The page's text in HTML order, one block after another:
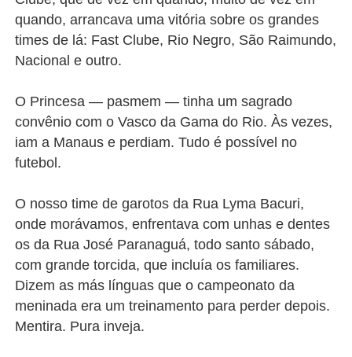
quando, arrancava uma vitória sobre os grandes
times de lá: Fast Clube, Rio Negro, São Raimundo,
Nacional e outro.
O Princesa — pasmem — tinha um sagrado
convênio com o Vasco da Gama do Rio. Às vezes,
iam a Manaus e perdiam. Tudo é possível no
futebol.
O nosso time de garotos da Rua Lyma Bacuri,
onde morávamos, enfrentava com unhas e dentes
os da Rua José Paranaguá, todo santo sábado,
com grande torcida, que incluía os familiares.
Dizem as más línguas que o campeonato da
meninada era um treinamento para perder depois.
Mentira. Pura inveja.